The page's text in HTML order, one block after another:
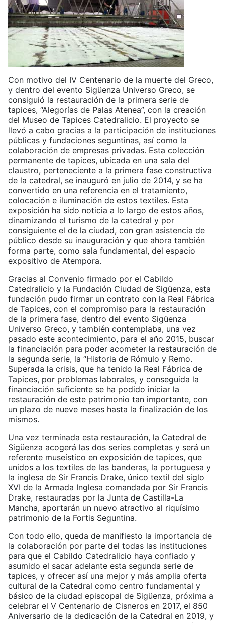
Con motivo del IV Centenario de la muerte del Greco,
y dentro del evento Sigüenza Universo Greco, se
consiguió la restauración de la primera serie de
tapices, “Alegorías de Palas Atenea”, con la creación
del Museo de Tapices Catedralicio. El proyecto se
llevó a cabo gracias a la participación de instituciones
públicas y fundaciones seguntinas, así como la
colaboración de empresas privadas. Esta colección
permanente de tapices, ubicada en una sala del
claustro, perteneciente a la primera fase constructiva
de la catedral, se inauguró en julio de 2014, y se ha
convertido en una referencia en el tratamiento,
colocación e iluminación de estos textiles. Esta
exposición ha sido noticia a lo largo de estos años,
dinamizando el turismo de la catedral y por
consiguiente el de la ciudad, con gran asistencia de
público desde su inauguración y que ahora también
forma parte, como sala fundamental, del espacio
expositivo de Atempora.
Gracias al Convenio firmado por el Cabildo
Catedralicio y la Fundación Ciudad de Sigüenza, esta
fundación pudo firmar un contrato con la Real Fábrica
de Tapices, con el compromiso para la restauración
de la primera fase, dentro del evento Sigüenza
Universo Greco, y también contemplaba, una vez
pasado este acontecimiento, para el año 2015, buscar
la financiación para poder acometer la restauración de
la segunda serie, la “Historia de Rómulo y Remo.
Superada la crisis, que ha tenido la Real Fábrica de
Tapices, por problemas laborales, y conseguida la
financiación suficiente se ha podido iniciar la
restauración de este patrimonio tan importante, con
un plazo de nueve meses hasta la finalización de los
mismos.
Una vez terminada esta restauración, la Catedral de
Sigüenza acogerá las dos series completas y será un
referente museístico en exposición de tapices, que
unidos a los textiles de las banderas, la portuguesa y
la inglesa de Sir Francis Drake, único textil del siglo
XVI de la Armada Inglesa comandada por Sir Francis
Drake, restauradas por la Junta de Castilla-La
Mancha, aportarán un nuevo atractivo al riquísimo
patrimonio de la Fortis Seguntina.
Con todo ello, queda de manifiesto la importancia de
la colaboración por parte del todas las instituciones
para que el Cabildo Catedralicio haya confiado y
asumido el sacar adelante esta segunda serie de
tapices, y ofrecer así una mejor y más amplia oferta
cultural de la Catedral como centro fundamental y
básico de la ciudad episcopal de Sigüenza, próxima a
celebrar el V Centenario de Cisneros en 2017, el 850
Aniversario de la dedicación de la Catedral en 2019, y